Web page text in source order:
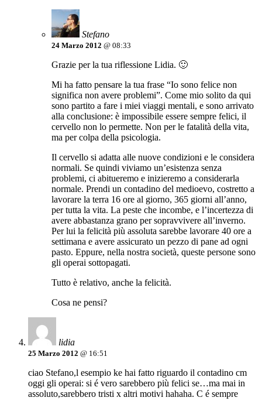
Stefano
24 Marzo 2012 @ 08:33
Grazie per la tua riflessione Lidia. 🙂
Mi ha fatto pensare la tua frase “Io sono felice non
significa non avere problemi”. Come mio solito da qui
sono partito a fare i miei viaggi mentali, e sono arrivato
alla conclusione: è impossibile essere sempre felici, il
cervello non lo permette. Non per le fatalità della vita,
ma per colpa della psicologia.
Il cervello si adatta alle nuove condizioni e le considera
normali. Se quindi viviamo un’esistenza senza
problemi, ci abitueremo e inizieremo a considerarla
normale. Prendi un contadino del medioevo, costretto a
lavorare la terra 16 ore al giorno, 365 giorni all’anno,
per tutta la vita. La peste che incombe, e l’incertezza di
avere abbastanza grano per sopravvivere all’inverno.
Per lui la felicità più assoluta sarebbe lavorare 40 ore a
settimana e avere assicurato un pezzo di pane ad ogni
pasto. Eppure, nella nostra società, queste persone sono
gli operai sottopagati.
Tutto è relativo, anche la felicità.
Cosa ne pensi?
lidia
25 Marzo 2012 @ 16:51
ciao Stefano,l esempio ke hai fatto riguardo il contadino cm
oggi gli operai: si é vero sarebbero più felici se…ma mai in
assoluto,sarebbero tristi x altri motivi hahaha. C é sempre